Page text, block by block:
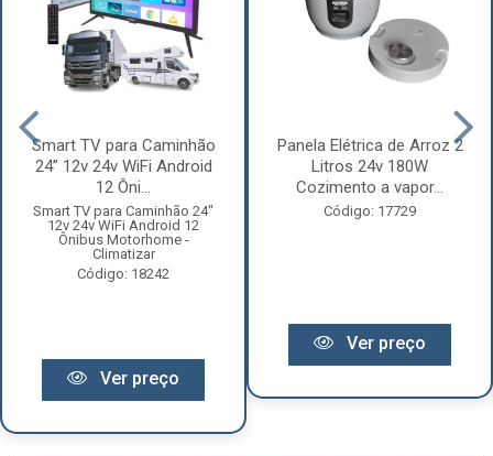
Smart TV para Caminhão
24” 12v 24v WiFi Android
12 Ôni...
Smart TV para Caminhão 24"
12v 24v WiFi Android 12
Ônibus Motorhome -
Climatizar
Código: 18242
Ver preço
Panela Elétrica de Arroz 2
Litros 24v 180W
Cozimento a vapor...
Código: 17729
Ver preço